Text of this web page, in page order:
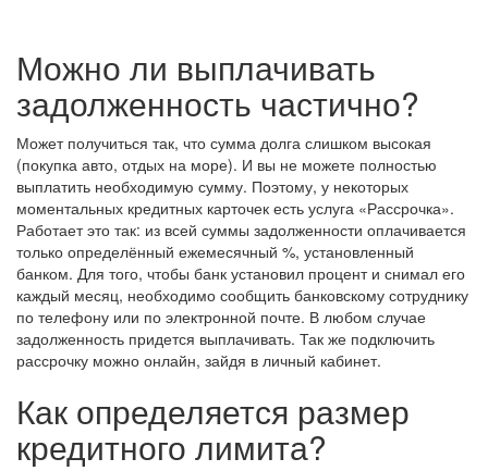
Можно ли выплачивать
задолженность частично?
Может получиться так, что сумма долга слишком высокая
(покупка авто, отдых на море). И вы не можете полностью
выплатить необходимую сумму. Поэтому, у некоторых
моментальных кредитных карточек есть услуга «Рассрочка».
Работает это так: из всей суммы задолженности оплачивается
только определённый ежемесячный %, установленный
банком. Для того, чтобы банк установил процент и снимал его
каждый месяц, необходимо сообщить банковскому сотруднику
по телефону или по электронной почте. В любом случае
задолженность придется выплачивать. Так же подключить
рассрочку можно онлайн, зайдя в личный кабинет.
Как определяется размер
кредитного лимита?